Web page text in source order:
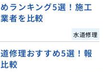
ランキング5選！施工
者を比較
水道修理
修理おすすめ5選！報
較